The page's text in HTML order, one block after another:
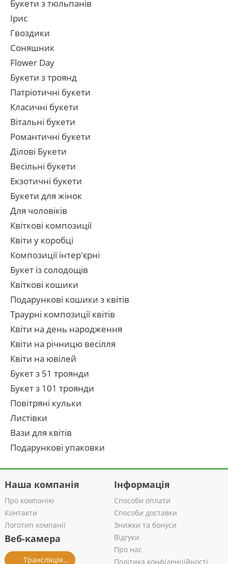
Букети з тюльпанів
Ірис
Гвоздики
Соняшник
Flower Day
Букети з троянд
Патріотичні букети
Класичні букети
Вітальні букети
Романтичні букети
Ділові Букети
Весільні букети
Екзотичні букети
Букети для жінок
Для чоловіків
Квіткові композиції
Квіти у коробці
Композиції інтер'єрні
Букет із солодощів
Квіткові кошики
Подарункові кошики з квітів
Траурні композиції квітів
Квіти на день народження
Квіти на річницю весілля
Квіти на ювілей
Букет з 51 троянди
Букет з 101 троянди
Повітряні кульки
Листівки
Вази для квітів
Подарункові упаковки
Наша компанія
Про компанію
Контакти
Логотип компанії
Веб-камера
Трансляція із салону
Інформація
Способи оплати
Способи доставки
Знижки та бонуси
Відгуки
Про нас
Політика конфіденційності